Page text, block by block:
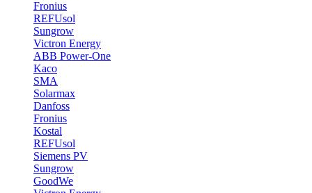
Fronius
REFUsol
Sungrow
Victron Energy
ABB Power-One
Kaco
SMA
Solarmax
Danfoss
Fronius
Kostal
REFUsol
Siemens PV
Sungrow
GoodWe